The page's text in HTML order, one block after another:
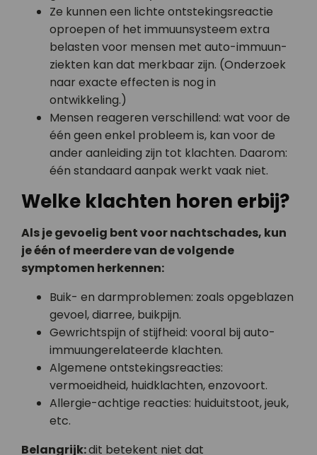
Ze kunnen een lichte ontstekings­reactie
oproepen of het immuunsysteem extra
belasten voor mensen met auto-immuun­
ziekten kan dat merkbaar zijn. (Onderzoek
naar exacte effecten is nog in
ontwikkeling.)
Mensen reageren verschillend: wat voor de
één geen enkel probleem is, kan voor de
ander aanleiding zijn tot klachten. Daarom:
één standaard aanpak werkt vaak niet.
Welke klachten horen erbij?
Als je gevoelig bent voor nachtschades, kun
je één of meerdere van de volgende
symptomen herkennen:
Buik- en darmproblemen: zoals opgeblazen
gevoel, diarree, buikpijn.
Gewrichtspijn of stijfheid: vooral bij auto-
immuun­gerelateerde klachten.
Algemene ontstekings­reacties:
vermoeidheid, huidklachten, enzovoort.
Allergie-achtige reacties: huiduitstoot, jeuk,
etc.
Belangrijk:dit betekent niet dat